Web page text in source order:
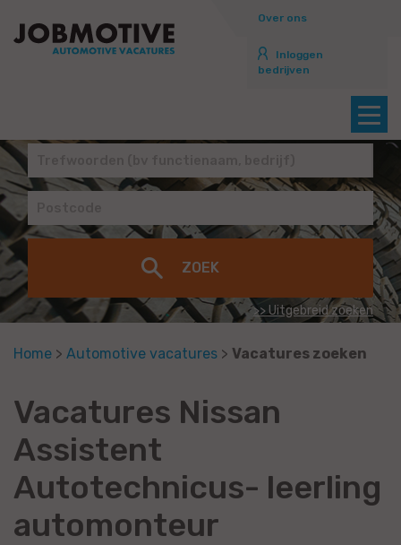
Over ons
Inloggen
bedrijven
>> Uitgebreid zoeken
Home > Automotive vacatures > Vacatures zoeken
Vacatures Nissan
Assistent
Autotechnicus- leerling
automonteur